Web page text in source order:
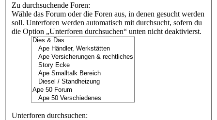
Zu durchsuchende Foren:
Wähle das Forum oder die Foren aus, in denen gesucht werden
soll. Unterforen werden automatisch mit durchsucht, sofern du
die Option „Unterforen durchsuchen“ unten nicht deaktivierst.
Unterforen durchsuchen: